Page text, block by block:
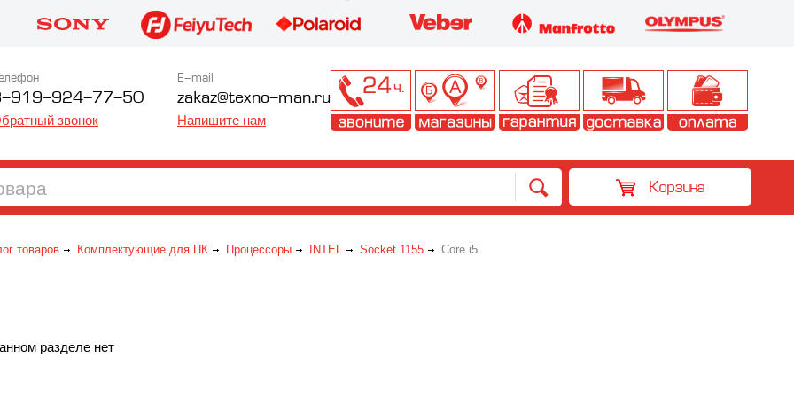
919-924-77-50
звонок
E-mail
zakaz@texno-man.ru
Напишите нам
Корзина
товаров Комплектующие для ПК Процессоры INTEL Socket 1155 Core i5
разделе нет